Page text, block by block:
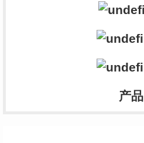
产品